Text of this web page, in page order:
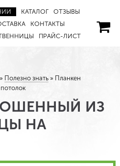
КАТАЛОГ
ОТЗЫВЫ
КОНТАКТЫ
ПРАЙС-ЛИСТ
» Полезно знать» Планкен
ИЗ
НА